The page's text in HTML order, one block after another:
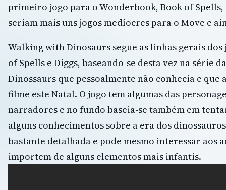
primeiro jogo para o Wonderbook, Book of Spells,
seriam mais uns jogos medíocres para o Move e
Walking with Dinosaurs segue as linhas gerais
of Spells e Diggs, baseando-se desta vez na série
Dinossaurs que pessoalmente não conhecia e que
filme este Natal. O jogo tem algumas das
narradores e no fundo baseia-se também em
alguns conhecimentos sobre a era dos
bastante detalhada e pode mesmo interessar aos
importem de alguns elementos mais infantis.